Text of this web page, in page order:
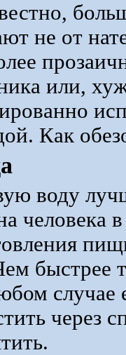
не от
или,
Как
воду
человека
быстрее
случае
через